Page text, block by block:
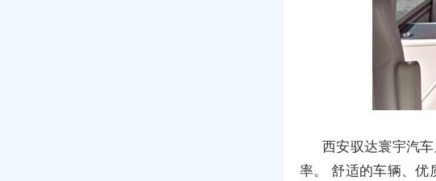
西安驭达寰宇汽
率。 舒适的车辆、优